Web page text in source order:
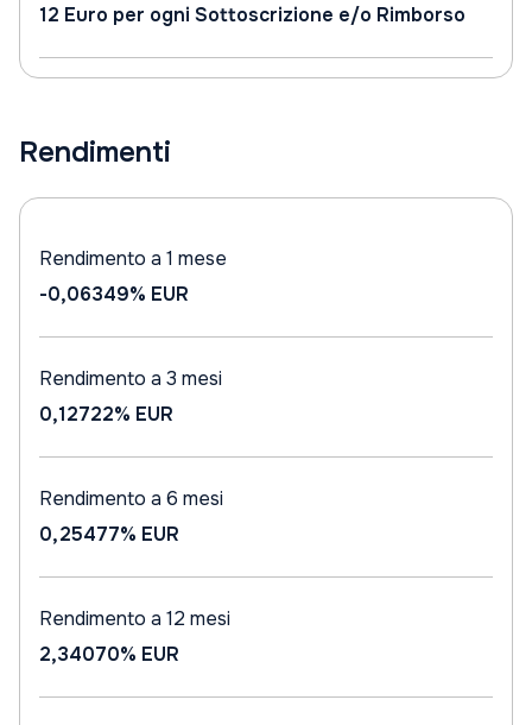
12 Euro per ogni Sottoscrizione e/o Rimborso
Rendimenti
Rendimento a 1 mese
-0,06349% EUR
Rendimento a 3 mesi
0,12722% EUR
Rendimento a 6 mesi
0,25477% EUR
Rendimento a 12 mesi
2,34070% EUR